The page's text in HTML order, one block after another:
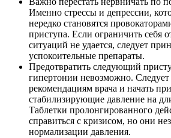
Именно стрессы и депрессии,
нередко становятся
приступа. Если ограничить себя
ситуаций не удается, следует
успокоительные препараты.
Предотвратить следующий
гипертонии невозможно.
рекомендациям врача и начать
стабилизирующие давление на
Таблетки пролонгированного
справиться с кризисом, но они
нормализации давления.